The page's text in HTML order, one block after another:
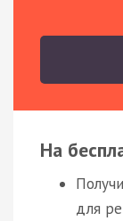
На
для